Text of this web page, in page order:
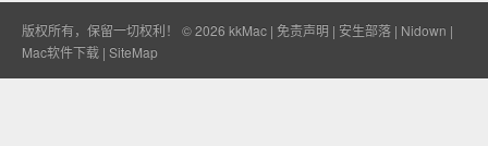
版权所有，保留一切权利！ © 2026 kkMac | 免责声明 | 安生部落 | Nidown |
Mac软件下载 | SiteMap